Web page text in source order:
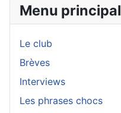
Menu principal
Le club
Brèves
Interviews
Les phrases chocs